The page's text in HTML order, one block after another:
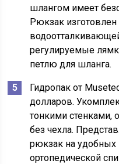
шлангом имеет
Рюкзак изготовлен
регулируемые
петлю для шланга.
Гидропак от
долларов.
тонкими стенками,
без чехла.
рюкзак на
ортопедической